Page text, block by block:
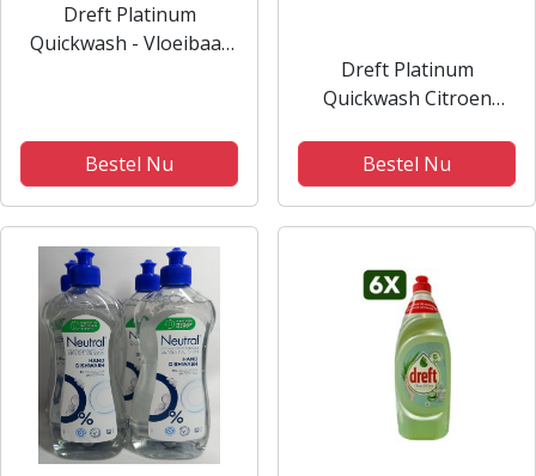
Dreft Platinum
Quickwash - Vloeibaar
Bestel Nu
Dreft Platinum
Quickwash Citroen
Handafwasmiddel - 16 x
520ml
Bestel Nu